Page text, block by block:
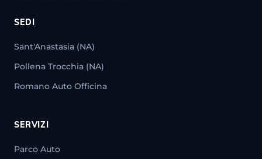
SEDI
Sant'Anastasia (NA)
Pollena Trocchia (NA)
Romano Auto Officina
SERVIZI
Parco Auto